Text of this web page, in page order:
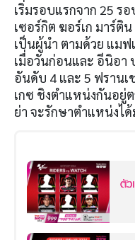
เริ่มรอบแรกจาก 25 รอ
เซอร์กิต ฆอร์เก มาร์ติ
เป็นผู้นำ ตามด้วย แม
เมื่อวันก่อนและ อีนิอา
อันดับ 4 และ 5 ฟรานเ
เกซ ชิงตำแหน่งกันอยู่
ย่า จะรักษาตำแหน่งไ
ตัว